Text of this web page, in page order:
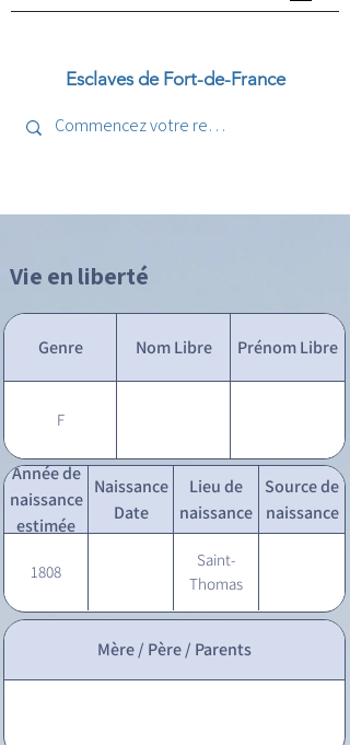
Esclaves de Fort-de-France
Vie en liberté
Genre Nom Libre Prénom Libre
F
Année de
naissance
estimée
Naissance
Date
Lieu de
naissance
Source de
naissance
1808
Saint-
Thomas
Mère / Père / Parents